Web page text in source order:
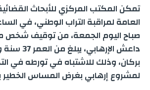
e
b
o
o
t
t
e
r
i
l
t
s
A
p
k
e
d
I
a
r
e
تمكن المكتب المركزي للأبحاث القضائية
العامة لمراقبة التراب الوطني، في
صباح اليوم الجمعة، من توقيف شخص
داعش
بركان، وذلك للاشتباه في تورطه في
لمشروع إرهابي بغرض المساس الخطير